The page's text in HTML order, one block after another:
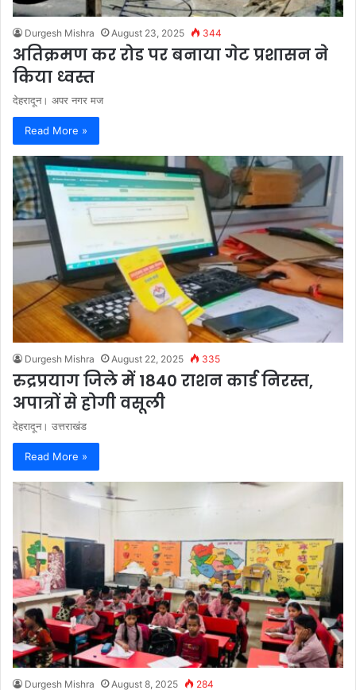
Durgesh Mishra August 23, 2025 344
अतिक्रमण कर रोड पर बनाया गेट प्रशासन ने
किया ध्वस्त
देहरादून। अपर नगर मज
Read More »
Durgesh Mishra August 22, 2025 335
रुद्रप्रयाग जिले में 1840 राशन कार्ड निरस्त,
अपात्रों से होगी वसूली
देहरादून। उत्तराखंड
Read More »
Durgesh Mishra August 8, 2025 284